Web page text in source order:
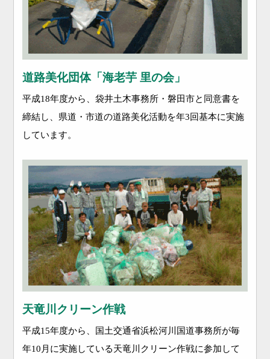
道路美化団体「海老芋 里の会」
平成18年度から、袋井土木事務所・磐田市と同意書を
締結し、県道・市道の道路美化活動を年3回基本に実施
しています。
天竜川クリーン作戦
平成15年度から、国土交通省浜松河川国道事務所が毎
年10月に実施している天竜川クリーン作戦に参加して